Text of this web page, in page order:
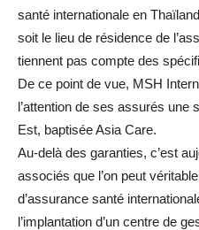
santé internationale en
soit le lieu de résidence de
tiennent pas compte des
De ce point de vue, MSH
l’attention de ses assurés une
Est, baptisée Asia Care.
Au-delà des garanties, c’est
associés que l’on peut
d’assurance santé
l’implantation d’un centre de